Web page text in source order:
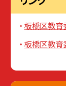
板橋区教育
板橋区教育